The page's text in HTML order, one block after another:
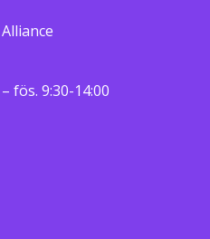
fös. 9:30-14:00